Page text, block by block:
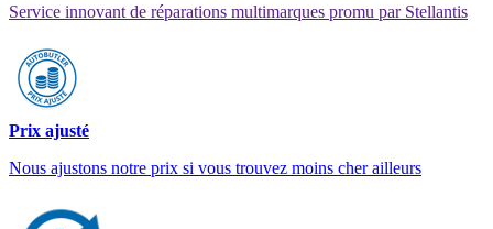
Service innovant de réparations multimarques promu par Stellantis
Prix ajusté
Nous ajustons notre prix si vous trouvez moins cher ailleurs